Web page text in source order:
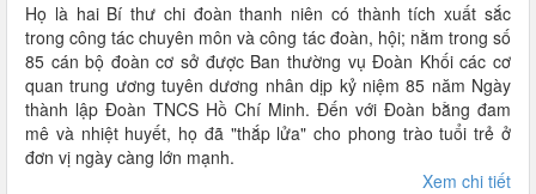
Họ là hai Bí thư chi đoàn thanh niên có thành tích xuất sắc
trong công tác chuyên môn và công tác đoàn, hội; nằm trong số
85 cán bộ đoàn cơ sở được Ban thường vụ Đoàn Khối các cơ
quan trung ương tuyên dương nhân dịp kỷ niệm 85 năm Ngày
thành lập Đoàn TNCS Hồ Chí Minh. Đến với Đoàn bằng đam
mê và nhiệt huyết, họ đã "thắp lửa" cho phong trào tuổi trẻ ở
đơn vị ngày càng lớn mạnh.
Xem chi tiết